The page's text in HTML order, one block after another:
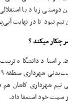
زیاد با
تیم نبود تا در نهایت
چکار میکند ؟
استاد دانشگاه
تیم شهرداری کاشان
سمت خود استعفا داد.